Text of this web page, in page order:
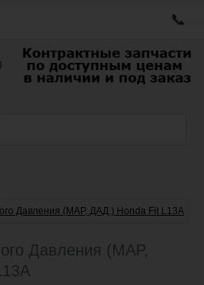
📞
Давления (MAP, ДАД ) Honda Fit L13A
Давления (MAP,